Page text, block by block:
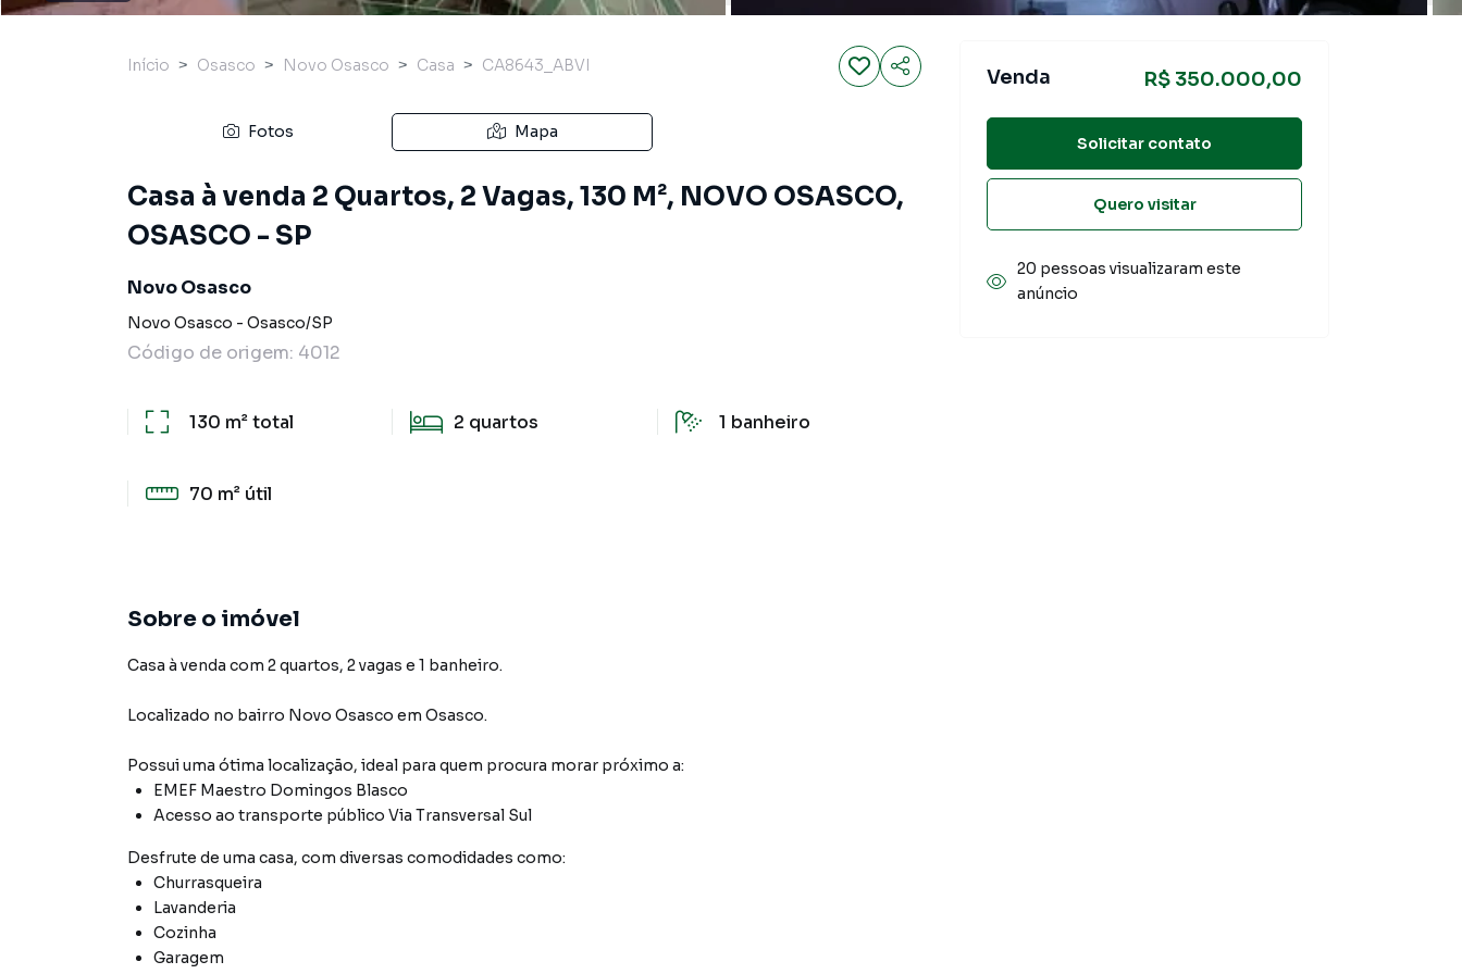
Início Osasco Novo Osasco Casa CA8643_ABVI
Fotos Mapa
Casa à venda 2 Quartos, 2 Vagas, 130 M², NOVO OSASCO,
OSASCO - SP
Novo Osasco
Novo Osasco - Osasco/SP
Código de origem: 4012
130 m²total 2 quartos 1 banheiro
70 m² útil
Sobre o imóvel
Casa à venda com 2 quartos, 2 vagas e 1 banheiro.
Localizado no bairro Novo Osasco em Osasco.
Possui uma ótima localização, ideal para quem procura morar próximo a:
EMEF Maestro Domingos Blasco
Acesso ao transporte público Via Transversal Sul
Desfrute de uma casa, com diversas comodidades como:
Churrasqueira
Lavanderia
Cozinha
Garagem
Venda R$ 350.000,00
Solicitar contato
Quero visitar
20 pessoas visualizaram este
anúncio